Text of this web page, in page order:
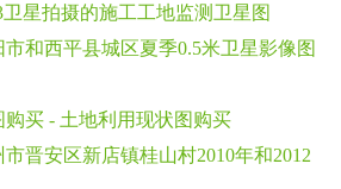
卫星拍摄的施工工地监测卫星图
市和西平县城区夏季0.5米卫星影像图
购买 - 土地利用现状图购买
晋安区新店镇桂山村2010年和2012